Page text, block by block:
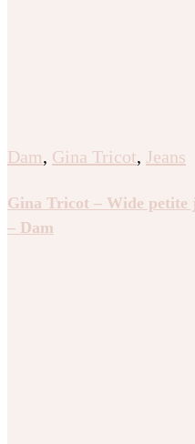
Dam, Gina Tricot, Jeans
Gina Tricot – Wide petite
– Dam